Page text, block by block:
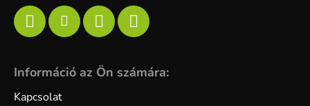
Információ az Ön számára:
Kapcsolat